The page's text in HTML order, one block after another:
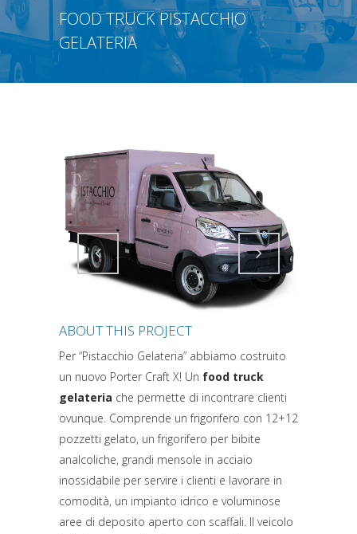
FOOD TRUCK PISTACCHIO
GELATERIA
Attiva comando Attiva comando
ABOUT THIS PROJECT
Per “Pistacchio Gelateria” abbiamo costruito
un nuovo Porter Craft X! Un food truck
gelateria che permette di incontrare clienti
ovunque. Comprende un frigorifero con 12+12
pozzetti gelato, un frigorifero per bibite
analcoliche, grandi mensole in acciaio
inossidabile per servire i clienti e lavorare in
comodità, un impianto idrico e voluminose
aree di deposito aperto con scaffali. Il veicolo